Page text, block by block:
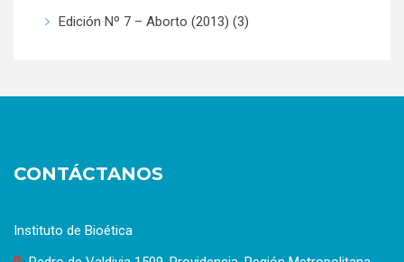
Edición Nº 7 – Aborto (2013) (3)
CONTÁCTANOS
Instituto de Bioética